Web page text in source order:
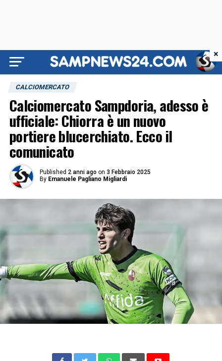
CALCIOMERCATO
Calciomercato Sampdoria, adesso è
ufficiale: Chiorra è un nuovo
portiere blucerchiato. Ecco il
comunicato
Published 2 anni ago on 3 Febbraio 2025
By Emanuele Pagliano Migliardi
×